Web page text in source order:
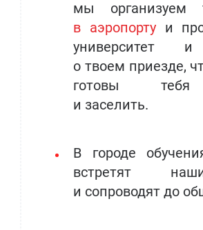
мы организуем
в аэропортуи
университет
о твоем приезде,
готовы тебя
и заселить.
В городе
встретят
и сопроводят до